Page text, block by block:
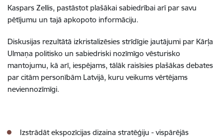
Kaspars Zellis, pastāstot plašākai sabiedrībai arī par savu
pētījumu un tajā apkopoto informāciju.
Diskusijas rezultātā izkristalizēsies strīdīgie jautājumi par Kārļa
Ulmaņa politisko un sabiedriski nozīmīgo vēsturisko
mantojumu, kā arī, iespējams, tālāk raisīsies plašākas debates
par citām personībām Latvijā, kuru veikums vērtējams
neviennozīmīgi.
Izstrādāt ekspozīcijas dizaina stratēģiju - vispārējās